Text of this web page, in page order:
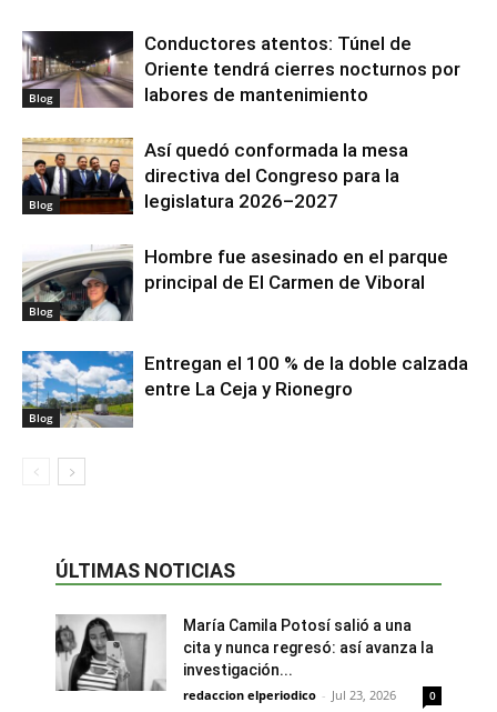
Blog
Conductores atentos: Túnel de
Oriente tendrá cierres nocturnos por
labores de mantenimiento
Blog
Así quedó conformada la mesa
directiva del Congreso para la
legislatura 2026–2027
Blog
Hombre fue asesinado en el parque
principal de El Carmen de Viboral
Blog
Entregan el 100 % de la doble calzada
entre La Ceja y Rionegro
ÚLTIMAS NOTICIAS
María Camila Potosí salió a una
cita y nunca regresó: así avanza la
investigación...
redaccion elperiodico - Jul 23, 2026 0